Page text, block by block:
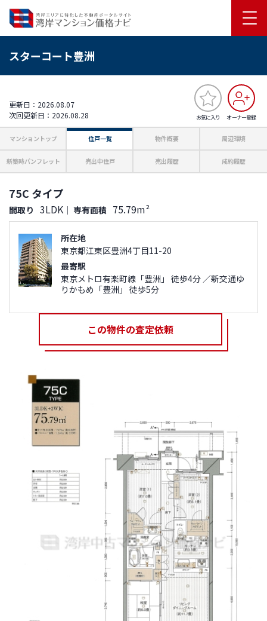
スターコート豊洲
お気に入り オーナー登録
更新日：2026.08.07
次回更新日：2026.08.28
マンショントップ 住戸一覧 物件概要 周辺環境
新築時パンフレット 売出中住戸 売出履歴 成約履歴
75C タイプ
間取り 3LDK ｜ 専有面積 75.79m²
所在地
東京都江東区豊洲4丁目11-20
最寄駅
東京メトロ有楽町線「豊洲」 徒歩4分 ／新交通ゆ
りかもめ「豊洲」 徒歩5分
この物件の査定依頼